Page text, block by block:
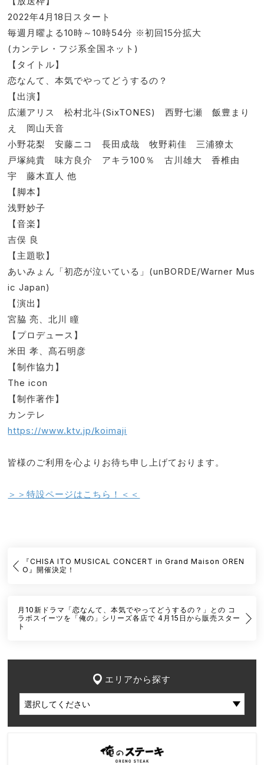
2022年4月18日スタート
毎週月曜よる10時～10時54分 ※初回15分拡大
(カンテレ・フジ系全国ネット)
【タイトル】
恋なんて、本気でやってどうするの？
【出演】
広瀬アリス 松村北斗(SixTONES) 西野七瀬 飯豊まり
え 岡山天音
小野花梨 安藤ニコ 長田成哉 牧野莉佳 三浦獠太
戸塚純貴 味方良介 アキラ100％ 古川雄大 香椎由
宇 藤木直人 他
【脚本】
浅野妙子
【音楽】
吉俣 良
【主題歌】
あいみょん「初恋が泣いている」(unBORDE/Warner Mus
ic Japan)
【演出】
宮脇 亮、北川 瞳
【プロデュース】
米田 孝、髙石明彦
【制作協力】
The icon
【制作著作】
カンテレ
https://www.ktv.jp/koimaji
皆様のご利用を心よりお待ち申し上げております。
＞＞特設ページはこちら！＜＜
『CHISA ITO MUSICAL CONCERT in Grand Maison OREN
O』開催決定！
月10新ドラマ「恋なんて、本気でやってどうするの？」との コ
ラボスイーツを「俺の」シリーズ各店で 4月15日から販売スター
ト
エリアから探す